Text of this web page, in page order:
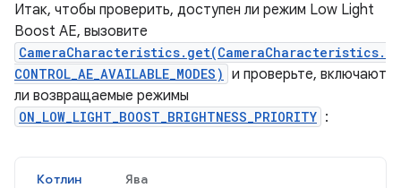
Итак, чтобы проверить, доступен ли режим Low Light
Boost AE, вызовите
CameraCharacteristics.get(CameraCharacteristics.
CONTROL_AE_AVAILABLE_MODES) и проверьте, включают
ли возвращаемые режимы
ON_LOW_LIGHT_BOOST_BRIGHTNESS_PRIORITY :
Котлин Ява